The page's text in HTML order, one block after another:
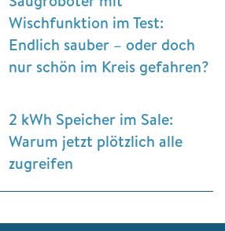
Wischfunktion im Test:
Endlich sauber – oder doch
nur schön im Kreis gefahren?
2 kWh Speicher im Sale:
Warum jetzt plötzlich alle
zugreifen